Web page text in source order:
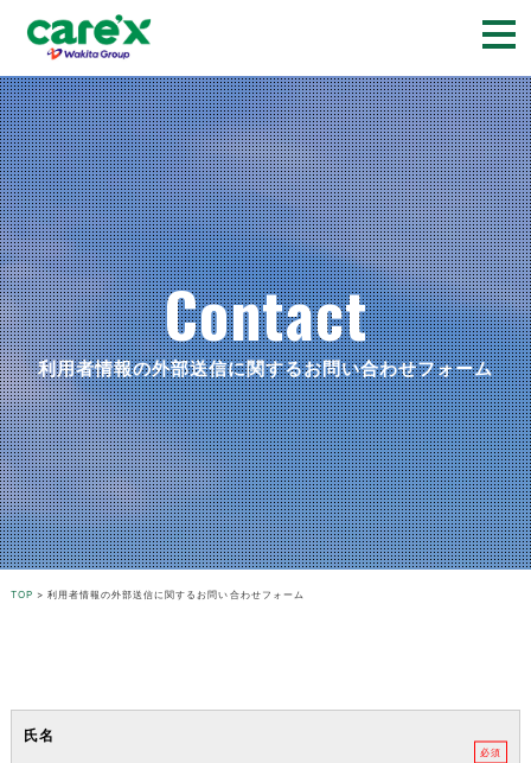
Contact
利用者情報の外部送信に関するお問い合わせフォーム
TOP >利用者情報の外部送信に関するお問い合わせフォーム
氏名
必須